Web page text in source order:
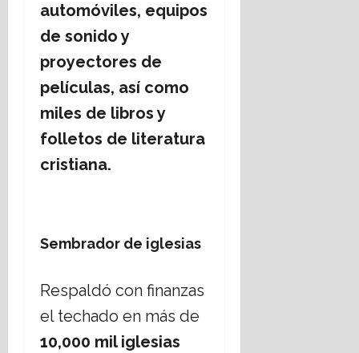
automóviles, equipos
de sonido y
proyectores de
películas, así como
miles de libros y
folletos de literatura
cristiana.
Sembrador de iglesias
Respaldó con finanzas
el techado en más de
10,000 mil iglesias